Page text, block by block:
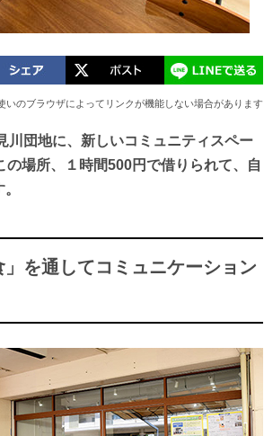
いのブラウザによってリンクが機能しない場合があります
川団地に、新しいコミュニティスペー
場所、１時間500円で借りられて、自
を通してコミュニケーション